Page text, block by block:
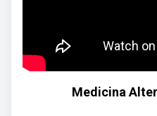
Medicina